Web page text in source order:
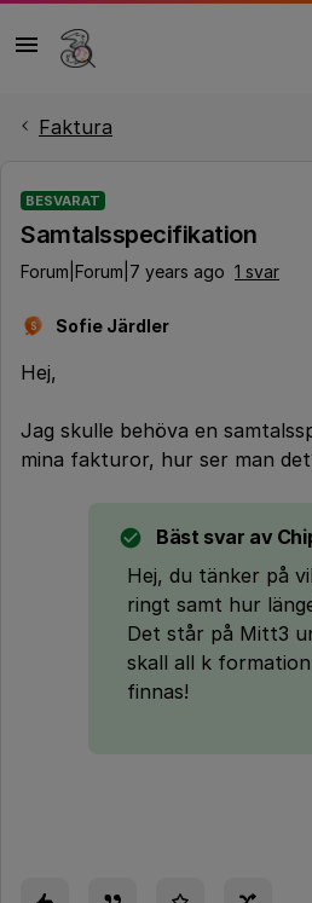
Faktura
BESVARAT
Samtalsspecifikation
Forum|Forum|7 years ago 1 svar
S Sofie Järdler
Hej,
Jag skulle behöva en
mina fakturor, hur ser man
Bäst svar av
Hej, du tänker på
ringt samt hur
Det står på Mitt3
skall all k
finnas!